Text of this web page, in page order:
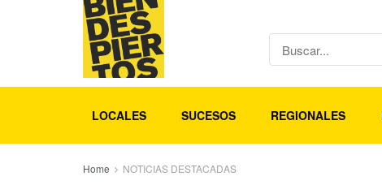
LOCALES SUCESOS REGIONALES
Home NOTICIAS DESTACADAS